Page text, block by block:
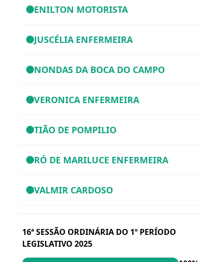
ENILTON MOTORISTA
JUSCÉLIA ENFERMEIRA
NONDAS DA BOCA DO CAMPO
VERONICA ENFERMEIRA
TIÃO DE POMPILIO
RÓ DE MARILUCE ENFERMEIRA
VALMIR CARDOSO
16ª SESSÃO ORDINÁRIA DO 1º PERÍODO
LEGISLATIVO 2025